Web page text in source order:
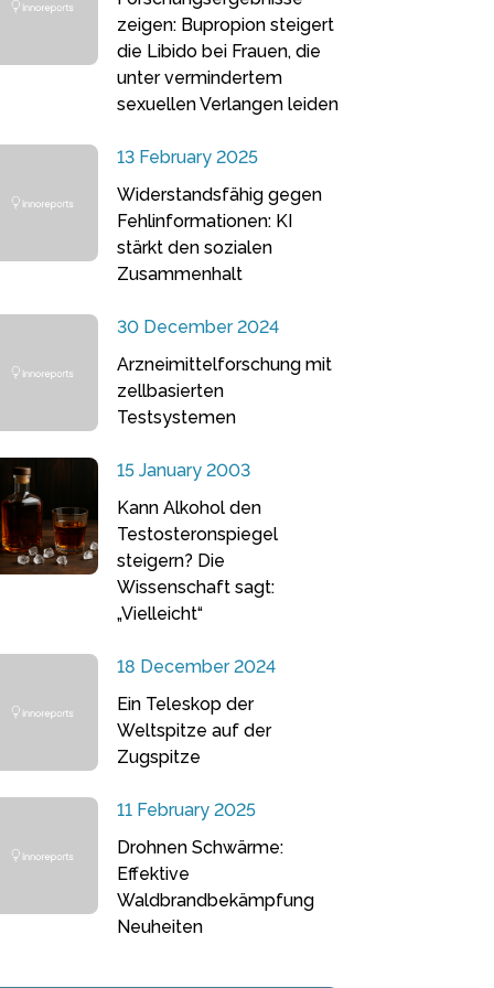
zeigen: Bupropion steigert
die Libido bei Frauen, die
unter vermindertem
sexuellen Verlangen leiden
13 February 2025
Widerstandsfähig gegen
Fehlinformationen: KI
stärkt den sozialen
Zusammenhalt
30 December 2024
Arzneimittelforschung mit
zellbasierten
Testsystemen
15 January 2003
Kann Alkohol den
Testosteronspiegel
steigern? Die
Wissenschaft sagt:
„Vielleicht“
18 December 2024
Ein Teleskop der
Weltspitze auf der
Zugspitze
11 February 2025
Drohnen Schwärme:
Effektive
Waldbrandbekämpfung
Neuheiten